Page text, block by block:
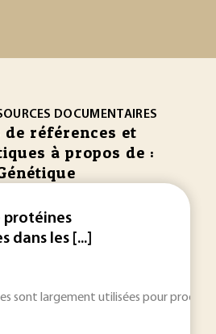
DOCUMENTAIRES
références et
à propos de :
protéines
dans les [...]
sont largement utilisées pour